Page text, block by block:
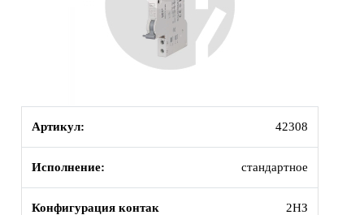
Артикул: 42308
Исполнение: стандартное
Конфигурация контак
2НЗ